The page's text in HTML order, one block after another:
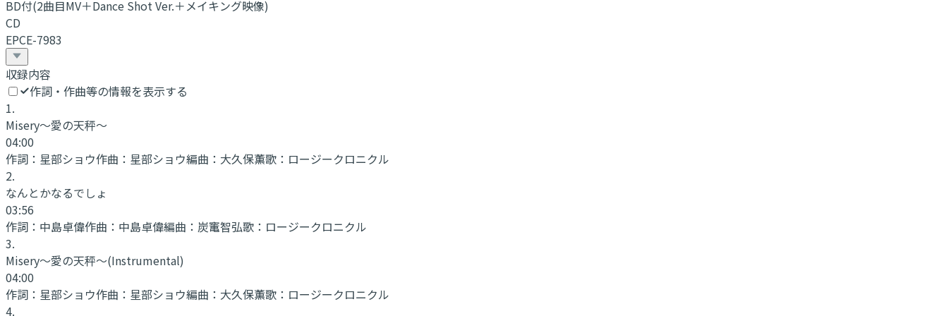
BD付(2曲目MV＋Dance Shot Ver.＋メイキング映像)
CD
EPCE-7983
収録内容
作詞・作曲等の情報を表示する
1.
Misery～愛の天秤～
04:00
作詞： 星部ショウ作曲： 星部ショウ編曲： 大久保薫歌： ロージークロニクル
2.
なんとかなるでしょ
03:56
作詞： 中島卓偉作曲： 中島卓偉編曲： 炭竃智弘歌： ロージークロニクル
3.
Misery～愛の天秤～(Instrumental)
04:00
作詞： 星部ショウ作曲： 星部ショウ編曲： 大久保薫歌： ロージークロニクル
4.